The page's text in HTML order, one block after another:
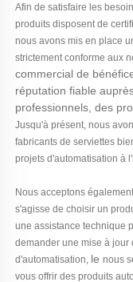
Afin de satisfaire les
produits disposent de
nous avons mis en place
strictement conforme aux
commercial de
réputation fiable
professionnels, des
Jusqu'à présent, nous
fabricants de serviettes
projets d'automatisation à
Nous acceptons
s'agisse de choisir un
une assistance technique
demander une mise à
d'automatisation, le nous
vous offrir des produits